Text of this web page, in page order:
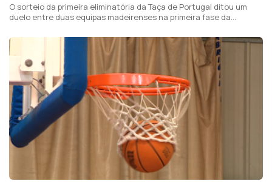
O sorteio da primeira eliminatória da Taça de Portugal ditou um
duelo entre duas equipas madeirenses na primeira fase da